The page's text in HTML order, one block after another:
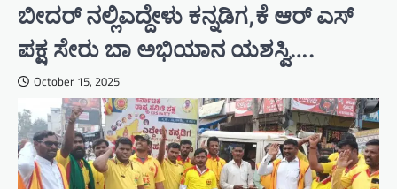
ಬೀದರ್ ನಲ್ಲಿಎದ್ದೇಳು ಕನ್ನಡಿಗ,ಕೆ ಆರ್ ಎಸ್
ಪಕ್ಷ ಸೇರು ಬಾ ಅಭಿಯಾನ ಯಶಸ್ವಿ….
October 15, 2025